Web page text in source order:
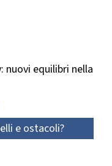
nuovi equilibri nella
e ostacoli?